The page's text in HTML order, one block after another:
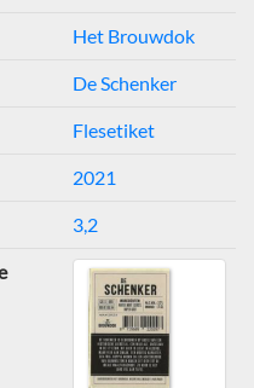
Het Brouwdok
De Schenker
Flesetiket
2021
3,2